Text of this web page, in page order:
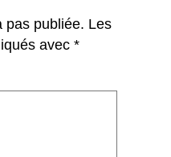
pas publiée. Les
avec *